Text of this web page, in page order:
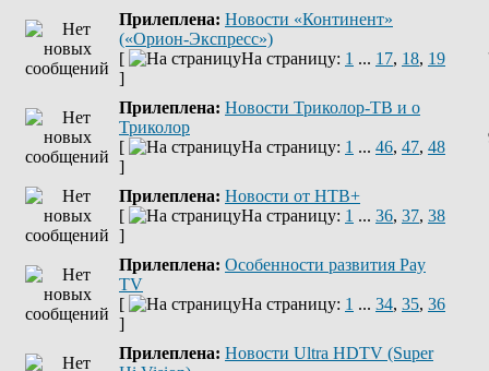
Прилеплена: Новости «Континент»
(«Орион-Экспресс»)
[
На страницу: 1 ... 17, 18, 19
]
Прилеплена: Новости Триколор-ТВ и о
Триколор
[
На страницу: 1 ... 46, 47, 48
]
Прилеплена: Новости от НТВ+
[
На страницу: 1 ... 36, 37, 38
]
Прилеплена: Оcобенности развития Pay
TV
[
На страницу: 1 ... 34, 35, 36
]
Прилеплена: Новости Ultra HDTV (Super